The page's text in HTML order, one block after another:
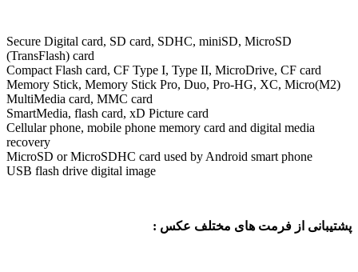
Secure Digital card, SD card, SDHC, miniSD, MicroSD
(TransFlash) card
Compact Flash card, CF Type I, Type II, MicroDrive, CF card
Memory Stick, Memory Stick Pro, Duo, Pro-HG, XC,
MultiMedia card, MMC card
SmartMedia, flash card, xD Picture card
Cellular phone, mobile phone memory card and digital media
recovery
MicroSD or MicroSDHC card used by Android smart phone
USB flash drive digital image
از فرمت های مختلف عکس :